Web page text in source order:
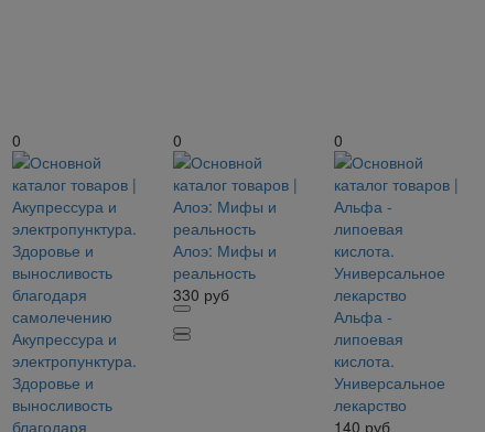
0
Акупрессура и
электропунктура.
Здоровье и
выносливость
благодаря
0
Алоэ: Мифы и
реальность
330 руб
0
Альфа -
липоевая
кислота.
Универсальное
лекарство
140 руб